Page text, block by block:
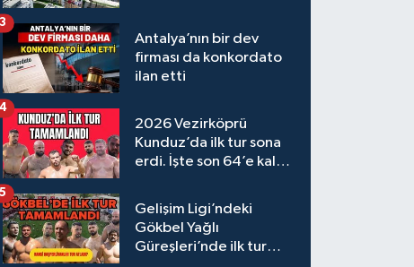
Antalya’nın bir dev
firması da konkordato
ilan etti
3
2026 Vezirköprü
Kunduz’da ilk tur sona
erdi. İşte son 64’e kalan
4
Gelişim Ligi’ndeki
Gökbel Yağlı
Güreşleri’nde ilk tur
5